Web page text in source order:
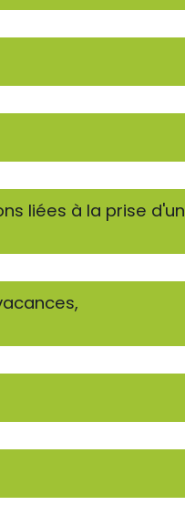
liées à la prise d'un